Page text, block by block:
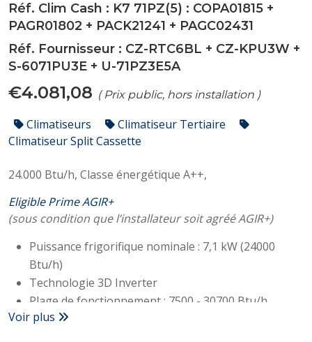
Réf. Clim Cash : K7 71PZ(5) : COPA01815 +
PAGR01802 + PACK21241 + PAGC02431
Réf. Fournisseur : CZ-RTC6BL + CZ-KPU3W +
S-6071PU3E + U-71PZ3E5A
€4.081,08 ( Prix public, hors installation )
Climatiseurs
Climatiseur Tertiaire
Climatiseur Split Cassette
24.000 Btu/h, Classe énergétique A++,
Eligible Prime AGIR+
(sous condition que l’installateur soit agréé AGIR+)
Puissance frigorifique nominale : 7,1 kW (24000
Btu/h)
Technologie 3D Inverter
Plage de fonctionnement : 7500 - 30700 Btu/h
Classe A++
Voir plus